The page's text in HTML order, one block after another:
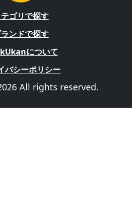
ゴリで探す
ンドで探す
について
バシーポリシー
All rights reserved.